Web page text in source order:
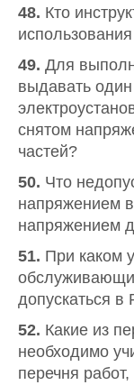
48. Кто
49. Для
выдавать
снятом
частей?
50. Что
напряжением в
напряжением
51. При каком
допускаться
52. Какие из
необходимо
перечня